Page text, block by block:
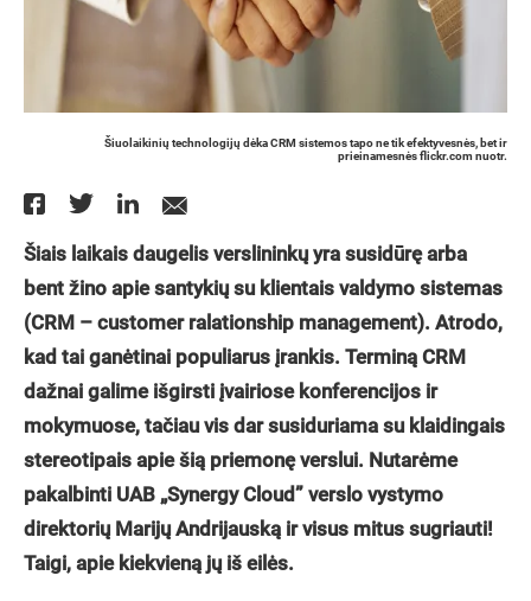
Šiuolaikinių technologijų dėka CRM sistemos tapo ne tik efektyvesnės, bet ir
prieinamesnės flickr.com nuotr.
Šiais laikais daugelis verslininkų yra susidūrę arba
bent žino apie santykių su klientais valdymo sistemas
(CRM – customer ralationship management). Atrodo,
kad tai ganėtinai populiarus įrankis. Terminą CRM
dažnai galime išgirsti įvairiose konferencijos ir
mokymuose, tačiau vis dar susiduriama su klaidingais
stereotipais apie šią priemonę verslui. Nutarėme
pakalbinti UAB „Synergy Cloud” verslo vystymo
direktorių Marijų Andrijauską ir visus mitus sugriauti!
Taigi, apie kiekvieną jų iš eilės.